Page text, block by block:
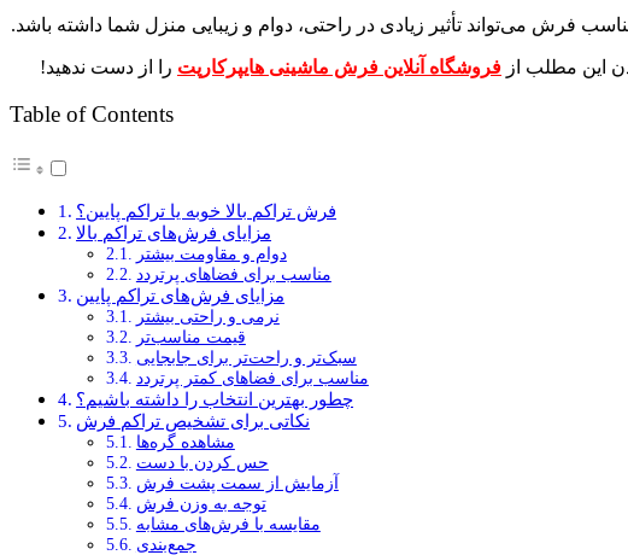
فرش می‌تواند تأثیر زیادی در راحتی، دوام و زیبایی منزل شما داشته باشد.
این مطلب از فروشگاه آنلاین فرش ماشینی هایپرکارپت را از دست ندهید!
Table of Contents
فرش تراکم بالا خوبه یا تراکم پایین؟
مزایای فرش‌های تراکم بالا
دوام و مقاومت بیشتر
مناسب برای فضاهای پرتردد
مزایای فرش‌های تراکم پایین
نرمی و راحتی بیشتر
قیمت مناسب‌تر
سبک‌تر و راحت‌تر برای جابجایی
مناسب برای فضاهای کمتر پرتردد
چطور بهترین انتخاب را داشته باشیم؟
نکاتی برای تشخیص تراکم فرش
مشاهده گره‌ها
حس کردن با دست
آزمایش از سمت پشت فرش
توجه به وزن فرش
مقایسه با فرش‌های مشابه
جمع‌بندی